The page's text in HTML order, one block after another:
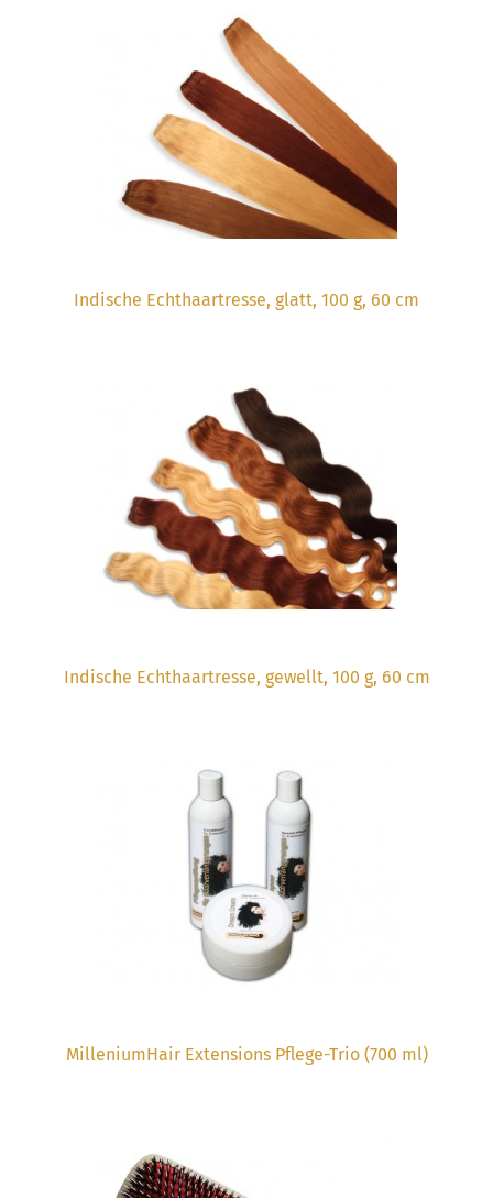
Indische Echthaartresse, glatt, 100 g, 60 cm
Indische Echthaartresse, gewellt, 100 g, 60 cm
MilleniumHair Extensions Pflege-Trio (700 ml)